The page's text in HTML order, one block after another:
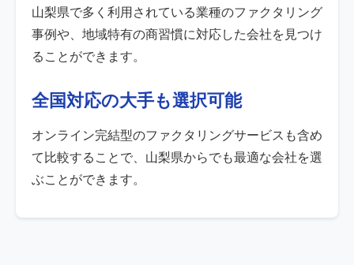
山梨県で多く利用されている業種のファクタリング
事例や、地域特有の商習慣に対応した会社を見つけ
ることができます。
全国対応の大手も選択可能
オンライン完結型のファクタリングサービスも含め
て比較することで、山梨県からでも最適な会社を選
ぶことができます。